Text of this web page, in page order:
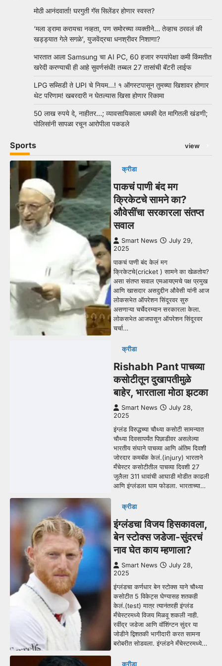
मोठी आनंदवार्ता! घरगुती गॅस सिलेंडर होणार स्वस्त?
‘मला ड्रामा करायचा नव्हता, पण समोरच्या व्यक्तीने… तेव्हाच ठरवलं की
खड्ड्यात गेले सगळे’, युजवेंद्रचा धनश्रीवर निशाणा?
भारतात आला Samsung चा AI PC, 60 हजार रुपयांपेक्षा कमी किंमतीत
खरेदी करण्याची ही आहे सुवर्णसंधी! तब्बल 27 तासांची बॅटरी लाईफ
LPG सब्सिडी ते UPI चे नियम…! १ ऑगस्टपासून तुमच्या खिशावर होणार
थेट परिणाम! खबरदारी न घेतल्यास खिसा होणार रिकामा
50 लाख रुपये दे, नाहीतर…; व्यावसायिकाला धमकी देत मागितली खंडणी;
पोलिसांनी सापळा रचून आरोपीला पकडले
Sports view
क्रीडा
पाकचं पाणी बंद मग
क्रिकेटचे सामने का?
औवेसींचा सरकारला संतप्त
सवाल
Smart News
July 29,
2025
पाकचं पाणी बंद केलं मग
क्रिकेटचे(cricket ) सामने का खेळतोय?
असा संतप्त सवाल एमआयएमचे पक्ष प्रमुख
आणि खासदार असदुद्दीन औवेसी यांनी आज
लोकसभेत ऑपरेशन सिंदूरवर सुरु
असणाऱ्या चर्चेदरम्यान सरकारला केला.
लोकसभेत आजपासून ऑपरेशन सिंदूरवर
चर्चा…
क्रीडा
Rishabh Pant पाचव्या
कसोटीतून दुखापतीमुळे
बाहेर, भारताला मोठा झटका
Smart News
July 28,
2025
इंग्लंड विरुद्धच्या चौथ्या कसोटी सामन्यात
चौथ्या दिवसापर्यंत पिछाडीवर असलेल्या
भारतीय संघाने पाचव्या आणि अंतिम दिवशी
जोरदार कमबॅक केलं.(injury) भारताने
मँचेस्टर कसोटीतील पाचव्या दिवशी 27
जुलैला 311 धावांची आघाडी मोडीत काढली
आणि इंग्लंडला घाम फोडला. भारताच्या…
क्रीडा
इंग्लंडचा विजय हिसकावला,
बेन स्टोक्स जडेजा-सुंदरचं
नाव घेत काय म्हणाला?
Smart News
July 28,
2025
इंग्लंडचा कर्णधार बेन स्टोक्स याने चौथ्या
कसोटीत 5 विकेट्स घेण्यासह शतकही
केलं.(test) मात्र त्यानंतरही इंग्लंड
मँचेस्टरमध्ये विजय मिळवू शकली नाही.
रवींद्र जडेजा आणि वॉशिंग्टन सुंदर या
जोडीने द्विशतकी भागीदारी करत सामना
बरोबरीत सोडवला. इंग्लंडने मँचेस्टरमध्ये…
क्रीडा